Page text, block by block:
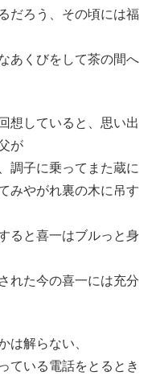
だろう、その頃には福
あくびをして茶の間へ
想していると、思い出
が
調子に乗ってまた蔵に
みやがれ裏の木に吊す
ると喜一はブルっと身
れた今の喜一には充分
は解らない、
ている電話をとるとき